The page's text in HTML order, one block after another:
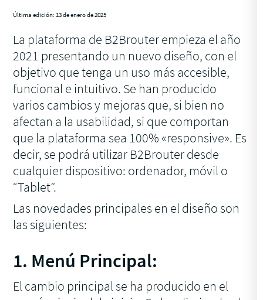
Última edición: 13 de enero de 2025
La plataforma de B2Brouter empieza el año
2021 presentando un nuevo diseño, con el
objetivo que tenga un uso más accesible,
funcional e intuitivo. Se han producido
varios cambios y mejoras que, si bien no
afectan a la usabilidad, si que comportan
que la plataforma sea 100% «responsive». Es
decir, se podrá utilizar B2Brouter desde
cualquier dispositivo: ordenador, móvil o
“Tablet”.
Las novedades principales en el diseño son
las siguientes:
1. Menú Principal:
El cambio principal se ha producido en el